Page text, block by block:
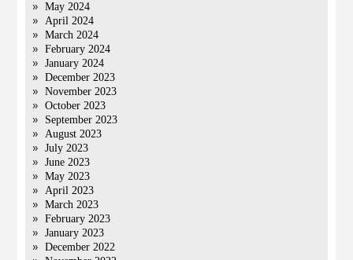
May 2024
April 2024
March 2024
February 2024
January 2024
December 2023
November 2023
October 2023
September 2023
August 2023
July 2023
June 2023
May 2023
April 2023
March 2023
February 2023
January 2023
December 2022